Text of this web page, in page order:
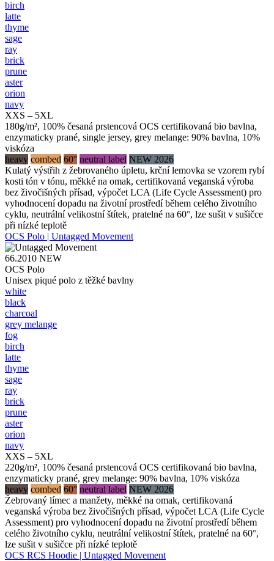
birch
latte
thyme
sage
ray
brick
prune
aster
orion
navy
XXS – 5XL
180g/m², 100% česaná prstencová OCS certifikovaná bio bavlna,
enzymaticky prané, single jersey, grey melange: 90% bavlna, 10%
viskóza
heavy combed 60° neutral label NEW 2026
Kulatý výstřih z žebrovaného úpletu, krční lemovka se vzorem rybí
kosti tón v tónu, měkké na omak, certifikovaná veganská výroba
bez živočišných přísad, výpočet LCA (Life Cycle Assessment) pro
vyhodnocení dopadu na životní prostředí během celého životního
cyklu, neutrální velikostní štítek, pratelné na 60°, lze sušit v sušičce
při nízké teplotě
OCS Polo | Untagged Movement
66.2010 NEW
OCS Polo
Unisex piqué polo z těžké bavlny
white
black
charcoal
grey melange
fog
birch
latte
thyme
sage
ray
brick
prune
aster
orion
navy
XXS – 5XL
220g/m², 100% česaná prstencová OCS certifikovaná bio bavlna,
enzymaticky prané, grey melange: 90% bavlna, 10% viskóza
heavy combed 60° neutral label NEW 2026
Žebrovaný límec a manžety, měkké na omak, certifikovaná
veganská výroba bez živočišných přísad, výpočet LCA (Life Cycle
Assessment) pro vyhodnocení dopadu na životní prostředí během
celého životního cyklu, neutrální velikostní štítek, pratelné na 60°,
lze sušit v sušičce při nízké teplotě
OCS RCS Hoodie | Untagged Movement